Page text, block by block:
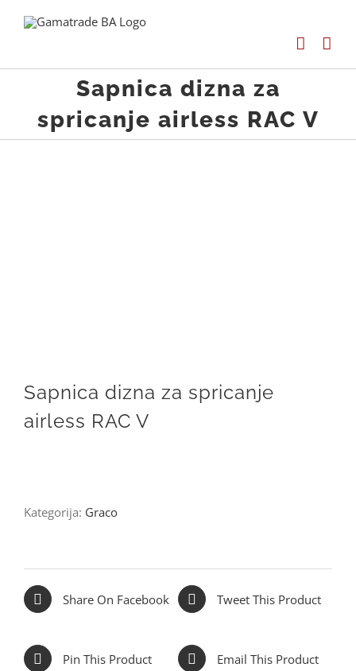
Sapnica dizna za
spricanje airless RAC V
Sapnica dizna za spricanje
airless RAC V
Kategorija: Graco
Share On Facebook Tweet This Product
Pin This Product Email This Product